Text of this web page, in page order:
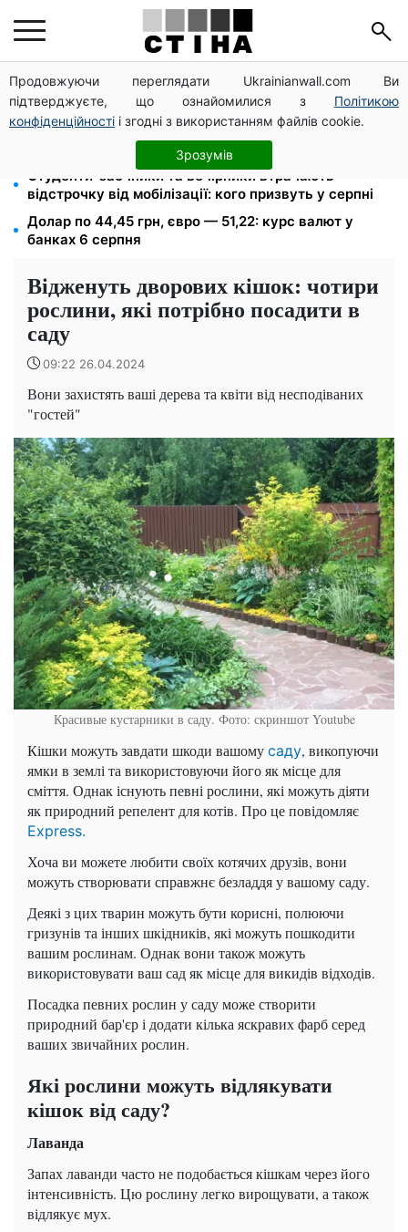
Продовжуючи переглядати Ukrainianwall.com Ви
підтверджуєте, що ознайомилися з Політикою
конфіденційності і згодні з використанням файлів cookie.
Зрозумів
Міст Метро частково перекриють 7-10 серпня:
водіям Києва радять планувати об'їзд
1500 списаних, 500 виїхали одразу: обшуки у
Мукачівському ТЦК та ВЛК
Студенти-заочники та вечірники втрачають
відстрочку від мобілізації: кого призвуть у серпні
Долар по 44,45 грн, євро — 51,22: курс валют у
банках 6 серпня
Відженуть дворових кішок: чотири
рослини, які потрібно посадити в
саду
09:22 26.04.2024
Вони захистять ваші дерева та квіти від несподіваних
"гостей"
Красивые кустарники в саду. Фото: скриншот Youtube
Кішки можуть завдати шкоди вашому саду, викопуючи
ямки в землі та використовуючи його як місце для
сміття. Однак існують певні рослини, які можуть діяти
як природний репелент для котів. Про це повідомляє
Express.
Хоча ви можете любити своїх котячих друзів, вони
можуть створювати справжнє безладдя у вашому саду.
Деякі з цих тварин можуть бути корисні, полюючи
гризунів та інших шкідників, які можуть пошкодити
вашим рослинам. Однак вони також можуть
використовувати ваш сад як місце для викидів відходів.
Посадка певних рослин у саду може створити
природний бар'єр і додати кілька яскравих фарб серед
ваших звичайних рослин.
Які рослини можуть відлякувати
кішок від саду?
Лаванда
Запах лаванди часто не подобається кішкам через його
інтенсивність. Цю рослину легко вирощувати, а також
відлякує мух.